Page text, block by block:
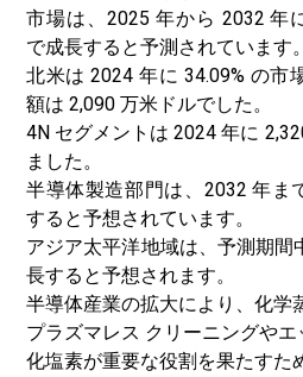
市場は、2025 年から 2032 年
で成長すると予測されています。
北米は 2024 年に 34.09% の市
額は 2,090 万米ドルでした。
4N セグメントは 2024 年に
ました。
半導体製造部門は、2032 年ま
すると予想されています。
アジア太平洋地域は、予測期間
長すると予想されます。
半導体産業の拡大により、化学
プラズマレス クリーニングや
化塩素が重要な役割を果たすた